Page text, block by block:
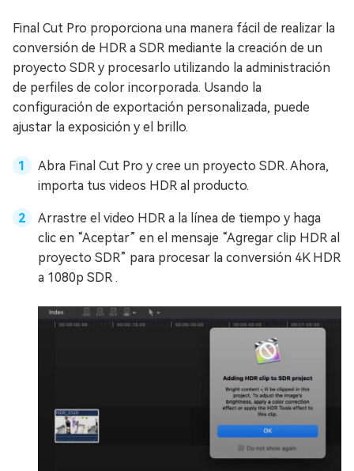
Final Cut Pro proporciona una manera fácil de realizar la
conversión de HDR a SDR mediante la creación de un
proyecto SDR y procesarlo utilizando la administración
de perfiles de color incorporada. Usando la
configuración de exportación personalizada, puede
ajustar la exposición y el brillo.
Abra Final Cut Pro y cree un proyecto SDR. Ahora,
importa tus videos HDR al producto.
Arrastre el video HDR a la línea de tiempo y haga
clic en “Aceptar” en el mensaje “Agregar clip HDR al
proyecto SDR” para procesar la conversión 4K HDR
a 1080p SDR .